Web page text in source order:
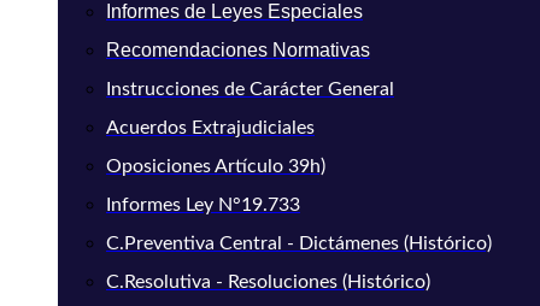
Informes de Leyes Especiales
Recomendaciones Normativas
Instrucciones de Carácter General
Acuerdos Extrajudiciales
Oposiciones Artículo 39h)
Informes Ley N°19.733
C.Preventiva Central - Dictámenes (Histórico)
C.Resolutiva - Resoluciones (Histórico)